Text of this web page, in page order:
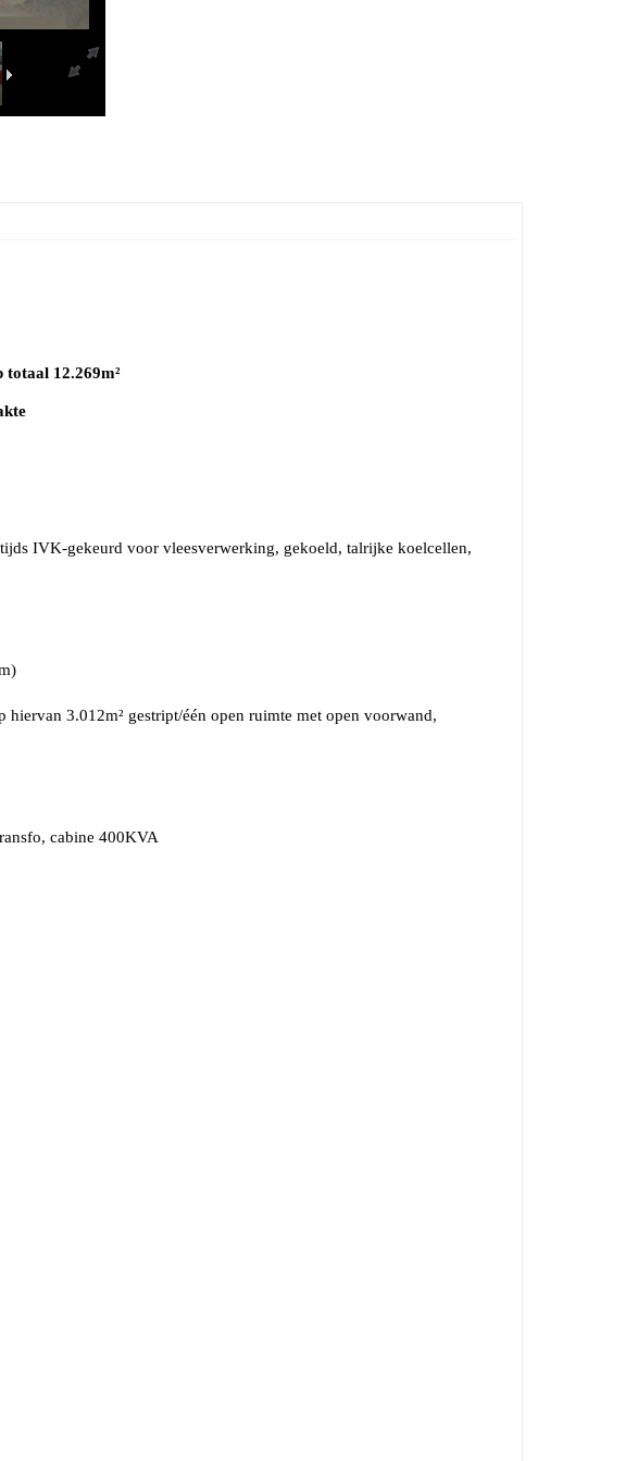
totaal 12.269m²
IVK-gekeurd voor vleesverwerking, gekoeld, talrijke koelcellen,
3.012m² gestript/één open ruimte met open voorwand,
cabine 400KVA